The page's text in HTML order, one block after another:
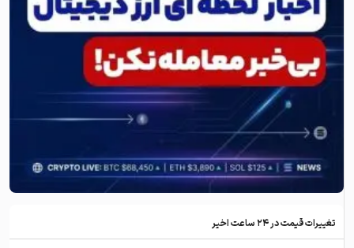
تغییرات قیمت در ۲۴ ساعت اخیر